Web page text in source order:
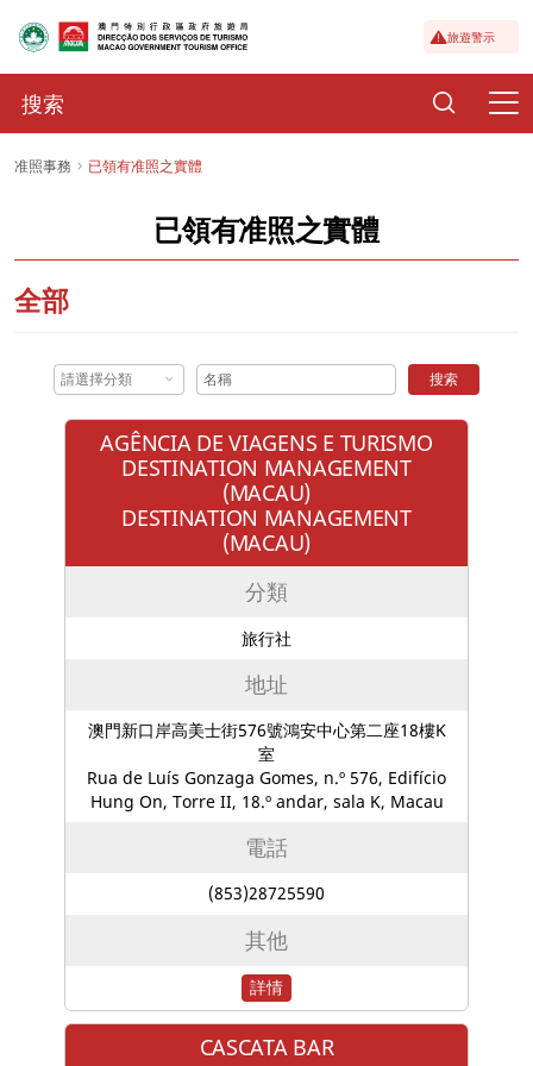
旅遊警示
准照事務 已領有准照之實體
已領有准照之實體
全部
請選擇分類 搜索
AGÊNCIA DE VIAGENS E TURISMO
DESTINATION MANAGEMENT
(MACAU)
DESTINATION MANAGEMENT
(MACAU)
分類
旅行社
地址
澳門新口岸高美士街576號鴻安中心第二座18樓K
室
Rua de Luís Gonzaga Gomes, n.º 576, Edifício
Hung On, Torre II, 18.º andar, sala K, Macau
電話
(853)28725590
其他
詳情
CASCATA BAR